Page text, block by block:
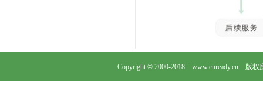
Copyright © 2000-2018 www.cnready.cn 版